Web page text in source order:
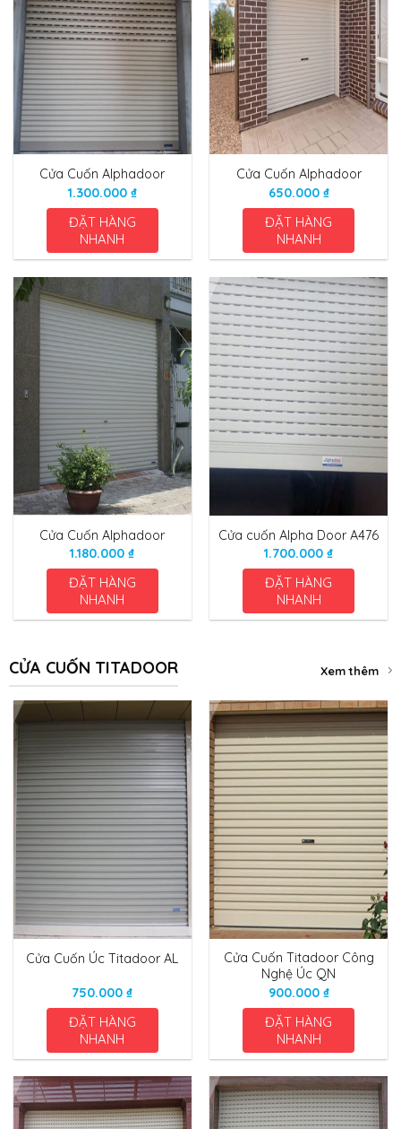
Cửa Cuốn Alphadoor
1.300.000 ₫
ĐẶT HÀNG
NHANH
Cửa Cuốn Alphadoor
650.000 ₫
ĐẶT HÀNG
NHANH
Cửa Cuốn Alphadoor
1.180.000₫
ĐẶT HÀNG
NHANH
Cửa cuốn Alpha Door A476
1.700.000₫
ĐẶT HÀNG
NHANH
CỬA CUỐN TITADOOR Xem thêm
Cửa Cuốn Úc Titadoor AL
750.000₫
ĐẶT HÀNG
NHANH
Cửa Cuốn Titadoor Công
Nghệ Úc QN
900.000 ₫
ĐẶT HÀNG
NHANH